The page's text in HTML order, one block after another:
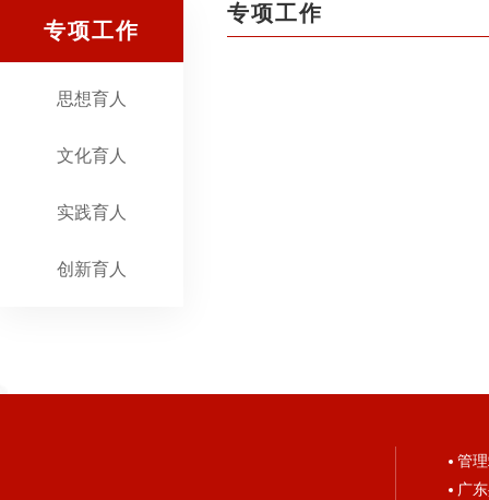
专项工作
思想育人
文化育人
实践育人
创新育人
专项工作
管
广